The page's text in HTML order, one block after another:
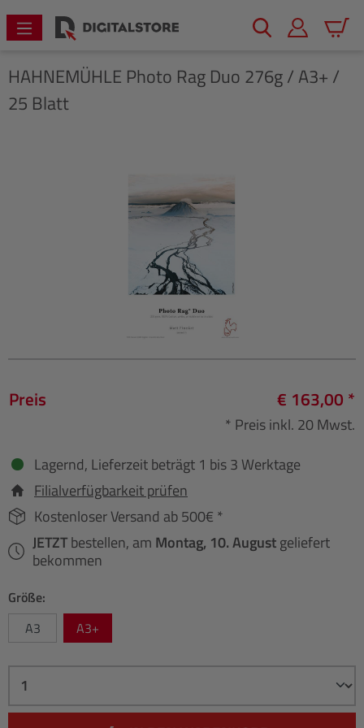
springen
HAHNEMÜHLE Photo Rag Duo 276g / A3+ /
25 Blatt
Preis € 163,00 *
* Preis inkl. 20 Mwst.
Lagernd, Lieferzeit beträgt 1 bis 3 Werktage
Filialverfügbarkeit prüfen
Kostenloser Versand ab 500€ *
JETZTbestellen, am Montag, 10. Augustgeliefert
bekommen
Größe:
A3
A3+